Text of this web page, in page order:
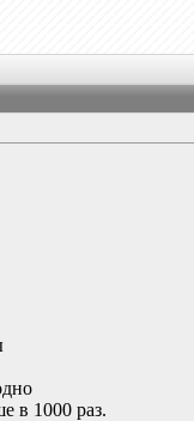
в 1000 раз.